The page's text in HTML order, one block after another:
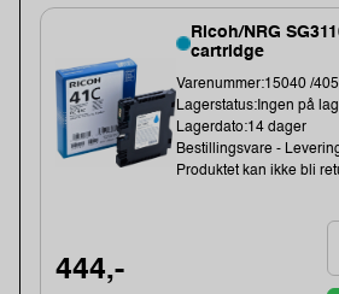
Ricoh/NRG
cartridge
Varenummer:15040 /
Lagerstatus:Ingen på
Lagerdato:14 dager
Bestillingsvare -
Produktet kan ikke bli
444,-